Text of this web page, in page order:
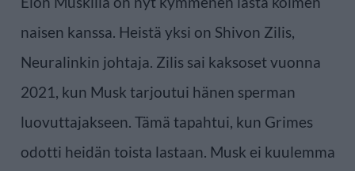
naisen kanssa. Heistä yksi on Shivon Zilis,
Neuralinkin johtaja. Zilis sai kaksoset vuonna
2021, kun Musk tarjoutui hänen sperman
luovuttajakseen. Tämä tapahtui, kun Grimes
odotti heidän toista lastaan. Musk ei kuulemma